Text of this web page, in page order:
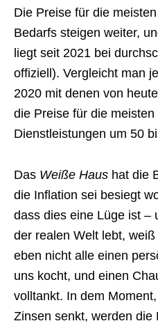
Die Preise für die
Bedarfs steigen weiter,
liegt seit 2021 bei
offiziell). Vergleicht man
2020 mit denen von
die Preise für die meisten
Dienstleistungen um 50
Das Weiße Haus hat die
die Inflation sei besiegt
dass dies eine Lüge ist –
der realen Welt lebt,
eben nicht alle einen
uns kocht, und einen
volltankt. In dem
Zinsen senkt, werden die